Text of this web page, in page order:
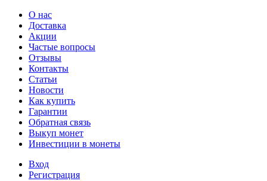
О нас
Доставка
Акции
Частые вопросы
Отзывы
Контакты
Статьи
Новости
Как купить
Гарантии
Обратная связь
Выкуп монет
Инвестиции в монеты
Вход
Регистрация